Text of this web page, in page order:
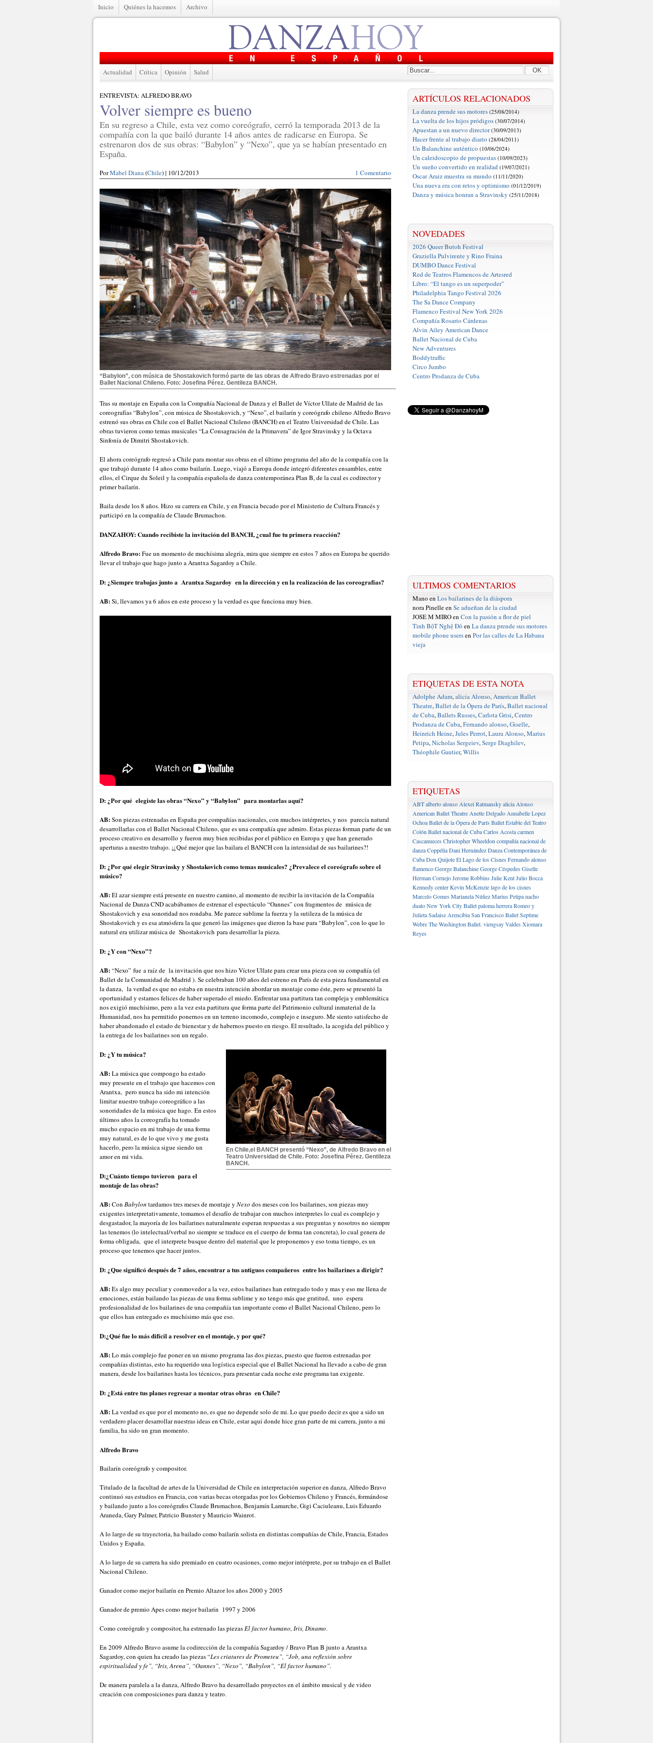
Inicio Quiénes la hacemos Archivo
OK
Actualidad Crítica Opinión Salud
ENTREVISTA: ALFREDO BRAVO
Volver siempre es bueno
En su regreso a Chile, esta vez como coreógrafo, cerró la temporada 2013 de la
compañía con la que bailó durante 14 años antes de radicarse en Europa. Se
estrenaron dos de sus obras: “Babylon” y “Nexo”, que ya se habían presentado en
España.
1 Comentario
PorMabel Diana(Chile) | 10/12/2013
“Babylon”, con música de Shostakovich formó parte de las obras de Alfredo Bravo estrenadas por el
Ballet Nacional Chileno. Foto: Josefina Pérez. Gentileza BANCH.
Tras su montaje en España con la Compañía Nacional de Danza y el Ballet de Víctor Ullate de Madrid de las
coreografías “Babylon”, con música de Shostakovich, y “Nexo”, el bailarín y coreógrafo chileno Alfredo Bravo
estrenó sus obras en Chile con el Ballet Nacional Chileno (BANCH) en el Teatro Universidad de Chile. Las
obras tuvieron como temas musicales “La Consagración de la Primavera” de Igor Stravinsky y la Octava
Sinfonía de Dimitri Shostakovich.
El ahora coreógrafo regresó a Chile para montar sus obras en el último programa del año de la compañía con la
que trabajó durante 14 años como bailarín. Luego, viajó a Europa donde integró diferentes ensambles, entre
ellos, el Cirque du Soleil y la compañía española de danza contemporánea Plan B, de la cual es codirector y
primer bailarín.
Baila desde los 8 años. Hizo su carrera en Chile, y en Francia becado por el Ministerio de Cultura Francés y
participó en la compañía de Claude Brumachon.
DANZAHOY: Cuando recibiste la invitación del BANCH, ¿cual fue tu primera reacción?
Alfredo Bravo:Fue un momento de muchísima alegría, mira que siempre en estos 7 años en Europa he querido
llevar el trabajo que hago junto a Arantxa Sagardoy a Chile.
D: ¿Siempre trabajas junto a Arantxa Sagardoy en la dirección y en la realización de las coreografías?
AB:Si, llevamos ya 6 años en este proceso y la verdad es que funciona muy bien.
D: ¿Por qué elegiste las obras “Nexo” y “Babylon” para montarlas aquí?
AB:Son piezas estrenadas en España por compañías nacionales, con muchos intérpretes, y nos parecía natural
desarrollarlas con el Ballet Nacional Chileno, que es una compañía que admiro. Estas piezas forman parte de un
proceso creativo en desarrollo y fueron muy bien recibidas por el público en Europa y que han generado
aperturas a nuestro trabajo. ¡¿Qué mejor que las bailara el BANCH con la intensidad de sus bailarines?!
D: ¿Por qué elegir Stravinsky y Shostakovich como temas musicales? ¿Prevalece el coreógrafo sobre el
músico?
AB:El azar siempre está presente en nuestro camino, al momento de recibir la invitación de la Compañía
Nacional de Danza CND acabábamos de estrenar el espectáculo “Oannes” con fragmentos de música de
Shostakovich y esa sonoridad nos rondaba. Me parece sublime la fuerza y la sutileza de la música de
Shostakovich y es esa atmósfera la que generó las imágenes que dieron la base para “Babylon”, con lo que lo
natural era utilizar música de Shostakovich para desarrollar la pieza.
D: ¿Y con “Nexo”?
AB:“Nexo” fue a raíz de la invitación que nos hizo Víctor Ullate para crear una pieza con su compañía (el
Ballet de la Comunidad de Madrid ). Se celebraban 100 años del estreno en París de esta pieza fundamental en
la danza, la verdad es que no estaba en nuestra intención abordar un montaje como éste, pero se presentó la
oportunidad y estamos felices de haber superado el miedo. Enfrentar una partitura tan compleja y emblemática
nos exigió muchísimo, pero a la vez esta partitura que forma parte del Patrimonio cultural inmaterial de la
Humanidad, nos ha permitido ponernos en un terreno incomodo, complejo e inseguro. Me siento satisfecho de
haber abandonado el estado de bienestar y de habernos puesto en riesgo. El resultado, la acogida del público y
la entrega de los bailarines son un regalo.
En Chile,el BANCH presentó “Nexo”, de Alfredo Bravo en el
Teatro Universidad de Chile. Foto: Josefina Pérez. Gentileza
BANCH.
D: ¿Y tu música?
AB:La música que compongo ha estado
muy presente en el trabajo que hacemos con
Arantxa, pero nunca ha sido mi intención
limitar nuestro trabajo coreográfico a las
sonoridades de la música que hago. En estos
últimos años la coreografía ha tomado
mucho espacio en mi trabajo de una forma
muy natural, es de lo que vivo y me gusta
hacerlo, pero la música sigue siendo un
amor en mi vida.
D:¿Cuánto tiempo tuvieron para el
montaje de las obras?
AB:Con Babylon tardamos tres meses de montaje y Nexo dos meses con los bailarines, son piezas muy
exigentes interpretativamente, tomamos el desafío de trabajar con muchos interpretes lo cual es complejo y
desgastador, la mayoría de los bailarines naturalmente esperan respuestas a sus preguntas y nosotros no siempre
las tenemos (lo intelectual/verbal no siempre se traduce en el cuerpo de forma tan concreta), lo cual genera de
forma obligada, que el interprete busque dentro del material que le proponemos y eso toma tiempo, es un
proceso que tenemos que hacer juntos.
D: ¿Que significó después de 7 años, encontrar a tus antiguos compañeros entre los bailarines a dirigir?
AB:Es algo muy peculiar y conmovedor a la vez, estos bailarines han entregado todo y mas y eso me llena de
emociones, están bailando las piezas de una forma sublime y no tengo más que gratitud, uno espera
profesionalidad de los bailarines de una compañía tan importante como el Ballet Nacional Chileno, pero lo
que ellos han entregado es muchísimo más que eso.
D:¿Qué fue lo más difícil a resolver en el montaje, y por qué?
AB:Lo más complejo fue poner en un mismo programa las dos piezas, puesto que fueron estrenadas por
compañías distintas, esto ha requerido una logística especial que el Ballet Nacional ha llevado a cabo de gran
manera, desde los bailarines hasta los técnicos, para presentar cada noche este programa tan exigente.
D: ¿Está entre tus planes regresar a montar otras obras en Chile?
AB:La verdad es que por el momento no, es que no depende solo de mi. Lo que puedo decir es que a sido un
verdadero placer desarrollar nuestras ideas en Chile, estar aquí donde hice gran parte de mi carrera, junto a mi
familia, ha sido un gran momento.
Alfredo Bravo
Bailarín coreógrafo y compositor.
Titulado de la facultad de artes de la Universidad de Chile en interpretación superior en danza, Alfredo Bravo
continuó sus estudios en Francia, con varias becas otorgadas por los Gobiernos Chileno y Francés, formándose
y bailando junto a los coreógrafos Claude Brumachon, Benjamín Lamarche, Gigi Caciuleanu, Luis Eduardo
Araneda, Gary Palmer, Patricio Bunster y Mauricio Wainrot.
A lo largo de su trayectoria, ha bailado como bailarín solista en distintas compañías de Chile, Francia, Estados
Unidos y España.
A lo largo de su carrera ha sido premiado en cuatro ocasiones, como mejor intérprete, por su trabajo en el Ballet
Nacional Chileno.
Ganador como mejor bailarín en Premio Altazor los años 2000 y 2005
Ganador de premio Apes como mejor bailarín 1997 y 2006
Como coreógrafo y compositor, ha estrenado las piezasEl factor humano, Iris, Dinamo.
En 2009 Alfredo Bravo asume la codirección de la compañía Sagardoy / Bravo Plan B junto a Arantxa
Sagardoy, con quien ha creado las piezas “Les criatures de Prometeu”, “Job, una reflexión sobre
espiritualidad y fe”, “Iris, Arena”, “Oannes”, “Nexo”, “Babylon”, “El factor humano”.
De manera paralela a la danza, Alfredo Bravo ha desarrollado proyectos en el ámbito musical y de video
creación con composiciones para danza y teatro.
ARTÍCULOS RELACIONADOS
La danza prende sus motores (25/08/2014)
La vuelta de los hijos pródigos (30/07/2014)
Apuestan a un nuevo director(30/09/2013)
Hacer frente al trabajo diario (28/04/2011)
Un Balanchine auténtico (10/06/2024)
Un caleidoscopio de propuestas (10/09/2023)
Un sueño convertido en realidad (19/07/2021)
Oscar Araiz muestra su mundo (11/11/2020)
Una nueva era con retos y optimismo (01/12/2019)
Danza y música honran a Stravinsky (25/11/2018)
NOVEDADES
2026 Queer Butoh Festival
Graziella Pulvirente y Rino Fraina
DUMBO Dance Festival
Red de Teatros Flamencos de Artesred
Libro: “El tango es un superpoder”
Philadelphia Tango Festival 2026
The Sa Dance Company
Flamenco Festival New York 2026
Compañía Rosario Cárdenas
Alvin Ailey American Dance
Ballet Nacional de Cuba
New Adventures
Boddytraffic
Circo Jumbo
Centro Prodanza de Cuba
ULTIMOS COMENTARIOS
Mano en Los bailarines de la diáspora
nora Pinelle en Se adueñan de la ciudad
JOSE M MIRO en Con la pasión a flor de piel
Tinh BộT Nghệ Đỏ en La danza prende sus motores
mobile phone usersen Por las calles de La Habana
vieja
ETIQUETAS DE ESTA NOTA
Adolphe Adam,alicia Alonso,American Ballet
Theatre,Ballet de la Ópera de París,Ballet nacional
de Cuba,Ballets Russes,Carlota Grisi,Centro
Prodanza de Cuba,Fernando alonso,Giselle,
Heinrich Heine,Jules Perrot,Laura Alonso,Marius
Petipa,Nicholas Sergeiev,Serge Diaghilev,
Théophile Gautier,Willis
ETIQUETAS
ABTalberto alonso Alexei Ratmanskyalicia Alonso
American Ballet Theatre Anette Delgado Annabelle Lopez
OchoaBallet de la Ópera de ParísBallet Estable del Teatro
Colón Ballet nacional de CubaCarlos Acostacarmen
CascanuecesChristopher Wheeldon compañía nacional de
danzaCoppéliaDani HernándezDanza Contemporánea de
CubaDon QuijoteEl Lago de los CisnesFernando alonso
flamencoGeorge BalanchineGeorge CéspedesGiselle
Herman CornejoJerome RobbinsJulie KentJulio Bocca
Kennedy centerKevin McKenzielago de los cisnes
Marcelo GomesMarianela NúñezMarius Petipanacho
duatoNew York City Balletpaloma herreraRomeo y
JulietaSadaise ArencibiaSan Francisco BalletSeptime
WebreThe Washington Ballet. viengsay ValdesXiomara
Reyes